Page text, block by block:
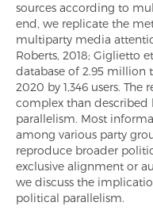
sources according to
end, we replicate the
multiparty media
Roberts, 2018; Giglietto
database of 2.95 million
2020 by 1,346 users.
complex than described
parallelism. Most
among various party
reproduce broader
exclusive alignment or
we discuss the
political parallelism.